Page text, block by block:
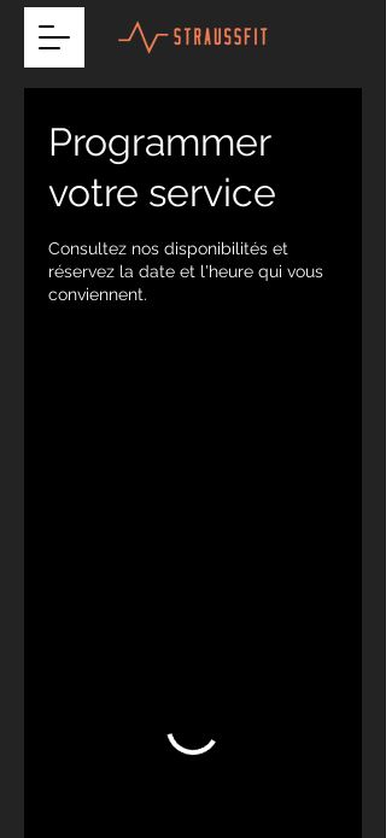
Programmer
votre service
Consultez nos disponibilités et
réservez la date et l'heure qui vous
conviennent.